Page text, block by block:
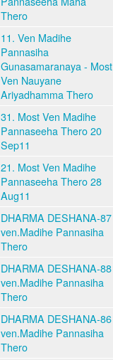
Thero
11. Ven Madihe
Pannasiha
Gunasamaranaya - Most
Ven Nauyane
Ariyadhamma Thero
31. Most Ven Madihe
Pannaseeha Thero 20
Sep11
21. Most Ven Madihe
Pannaseeha Thero 28
Aug11
DHARMA DESHANA-87
ven.Madihe Pannasiha
Thero
DHARMA DESHANA-88
ven.Madihe Pannasiha
Thero
DHARMA DESHANA-86
ven.Madihe Pannasiha
Thero